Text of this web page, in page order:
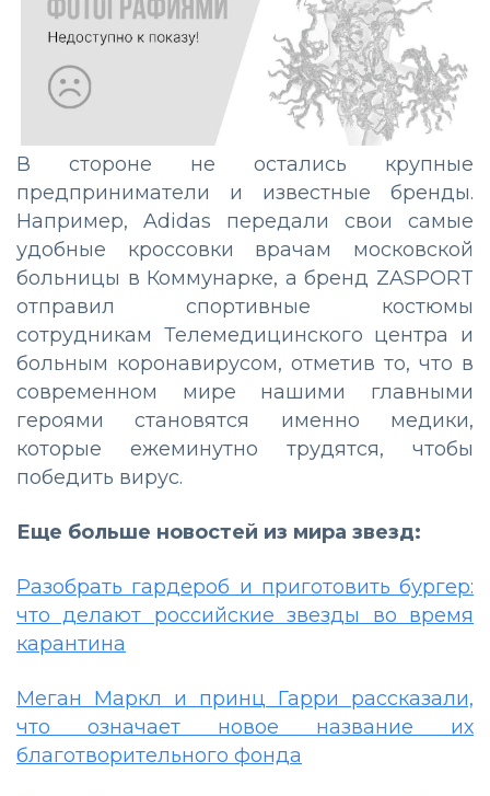
В стороне не остались крупные
предприниматели и известные бренды.
Например, Adidas передали свои самые
удобные кроссовки врачам московской
больницы в Коммунарке, а бренд ZASPORT
отправил спортивные костюмы
сотрудникам Телемедицинского центра и
больным коронавирусом, отметив то, что в
современном мире нашими главными
героями становятся именно медики,
которые ежеминутно трудятся, чтобы
победить вирус.
Еще больше новостей из мира звезд:
Разобрать гардероб и приготовить бургер:
что делают российские звезды во время
карантина
Меган Маркл и принц Гарри рассказали,
что означает новое название их
благотворительного фонда